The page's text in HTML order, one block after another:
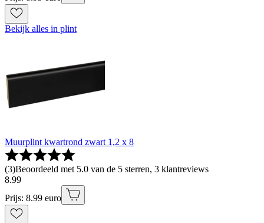
Bekijk alles in plint
Muurplint kwartrond zwart 1,2 x 8
(3)Beoordeeld met 5.0 van de 5 sterren, 3 klantreviews
8.99
Prijs: 8.99 euro